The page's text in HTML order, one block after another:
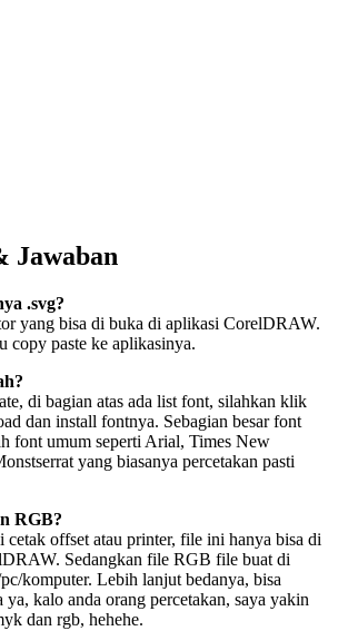
Jawaban
.svg?
yang bisa di buka di aplikasi CorelDRAW.
copy paste ke aplikasinya.
di bagian atas ada list font, silahkan klik
dan install fontnya. Sebagian besar font
font umum seperti Arial, Times New
yang biasanya percetakan pasti
RGB?
offset atau printer, file ini hanya bisa di
Sedangkan file RGB file buat di
komputer. Lebih lanjut bedanya, bisa
kalo anda orang percetakan, saya yakin
dan rgb, hehehe.